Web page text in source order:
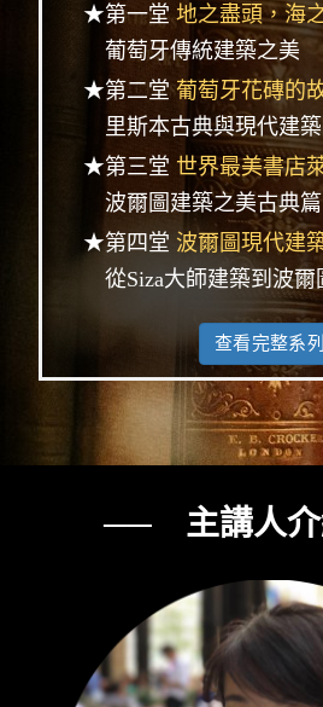
★第一堂地之盡頭，海
葡萄牙傳統建築之美
★第二堂葡萄牙花磚的
里斯本古典與現代建
★第三堂 世界最美書店
波爾圖建築之美古典篇
★第四堂 波爾圖現代建
從Siza大師建築到波爾
查看完整系列
── 主講人